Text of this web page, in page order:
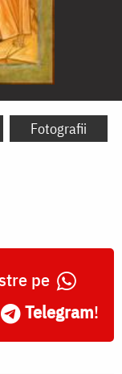
Fotografii
pe
Telegram!